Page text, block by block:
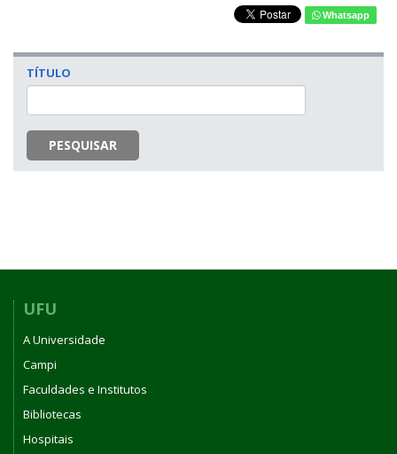
Whatsapp
TÍTULO
PESQUISAR
UFU
A Universidade
Campi
Faculdades e Institutos
Bibliotecas
Hospitais